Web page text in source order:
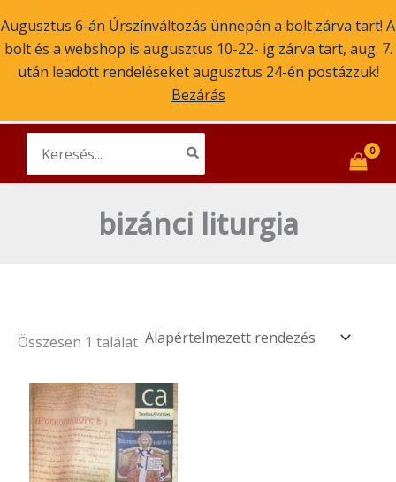
Augusztus 6-án Úrszínváltozás ünnepén a bolt zárva tart! A
bolt és a webshop is augusztus 10-22- ig zárva tart, aug. 7.
után leadott rendeléseket augusztus 24-én postázzuk!
Bezárás
to
content
Szent Atanáz Könyv- és Kegytárgybolt
ikonok, könyvek, kegytárgyak
Main
for:
bizánci liturgia
Összesen 1 találat